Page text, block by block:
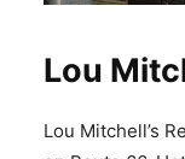
Lou
Lou Mitchell’s